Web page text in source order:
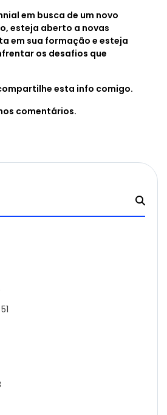
em busca de um novo
esteja aberto a novas
em sua formação e esteja
os desafios que
esta info comigo.
comentários.
51